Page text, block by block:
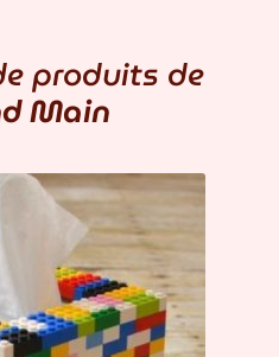
produits de
Main